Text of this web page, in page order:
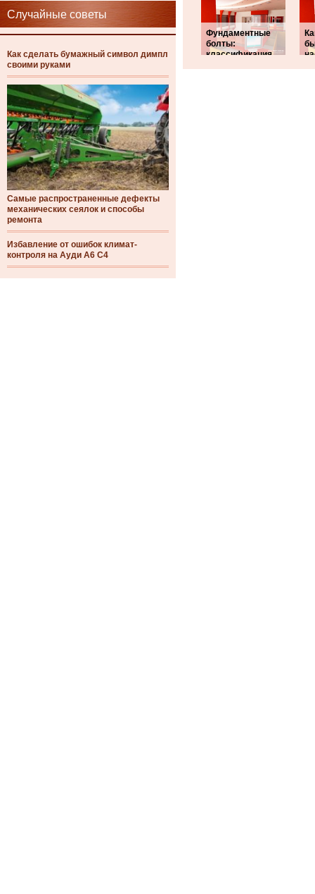
Случайные советы
Как сделать бумажный символ димпл
своими руками
Самые распространенные дефекты
механических сеялок и способы
ремонта
Избавление от ошибок климат-
контроля на Ауди А6 С4
Фундаментные
болты:
классификация